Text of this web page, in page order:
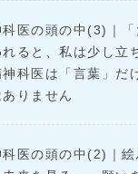
医の頭の中(3)｜「
れると、私は少し立
科医は「言葉」だ
ありません
科医の頭の中(2)｜絵